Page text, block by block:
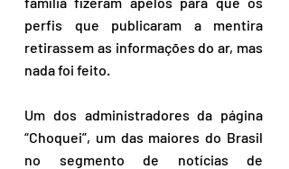
perfis que publicaram a mentira
retirassem as informações do ar, mas
nada foi feito.
Um dos administradores da página
“Choquei”, um das maiores do Brasil
no segmento de notícias de